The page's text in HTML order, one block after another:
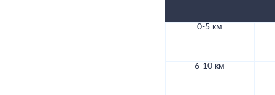
0-5 км
6-10 км